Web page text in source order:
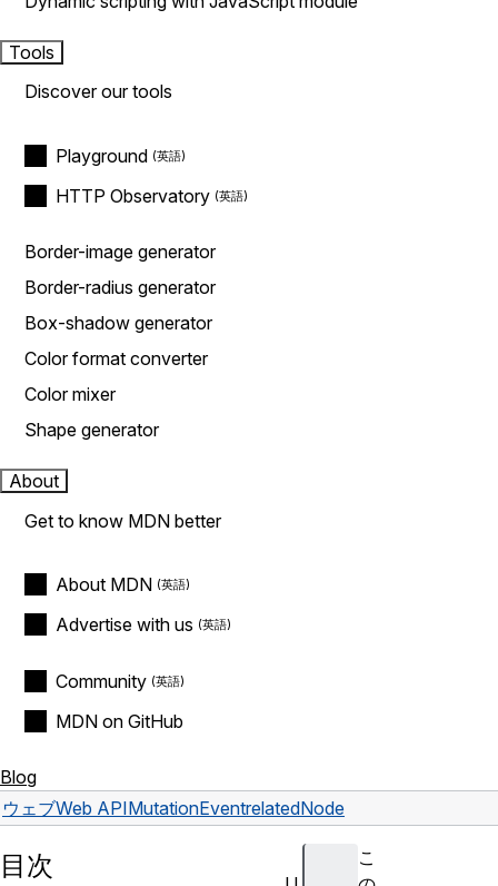
Tools
Discover our tools
Playground
HTTP Observatory
Border-image generator
Border-radius generator
Box-shadow generator
Color format converter
Color mixer
Shape generator
About
Get to know MDN better
About MDN
Advertise with us
Community
MDN on GitHub
Blog
ウェブWeb APIMutationEventrelatedNode
こ
目次